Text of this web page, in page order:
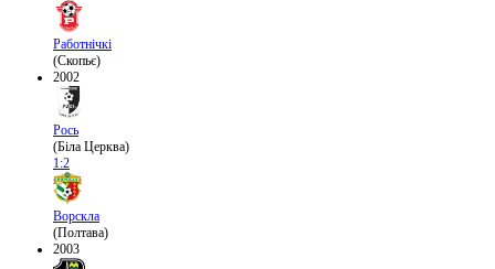
Работнічкі
(Скопьє)
2002
Рось
(Біла Церква)
1:2
Ворскла
(Полтава)
2003